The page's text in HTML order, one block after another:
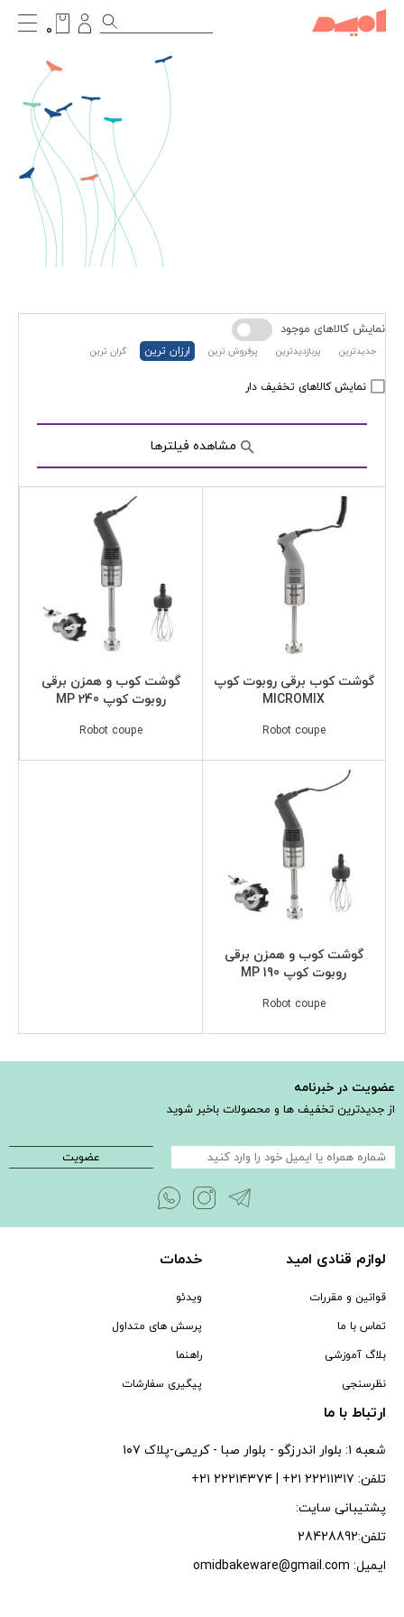
۰
جدیدترین پربازدیدترین پرفروش ترین ارزان ترین گران ترین
نمایش کالاهای تخفیف دار
نمایش کالاهای موجود
مشاهده فیلترها
گوشت کوب برقی روبوت کوپ
MICROMIX
Robot coupe
گوشت کوب و همزن برقی
روبوت کوپ MP 240
Robot coupe
گوشت کوب و همزن برقی
روبوت کوپ MP 190
Robot coupe
عضویت در خبرنامه
از جدیدترین تخفیف ها و محصولات باخبر شوید
عضویت
لوازم قنادی امید
قوانین و مقررات
تماس با ما
بلاگ آموزشی
نظرسنجی
خدمات
ویدئو
پرسش های متداول
راهنما
پیگیری سفارشات
ارتباط با ما
شعبه ۱: بلوار اندرزگو - بلوار صبا - كريمى-پلاک ۱۰۷
تلفن: ۲۲۲۱۱۳۱۷ ۲۱+ | ۲۲۲۱۴۳۷۴ ۲۱+
پشتیبانی سایت:
تلفن:28428892
ایمیل: omidbakeware@gmail.com